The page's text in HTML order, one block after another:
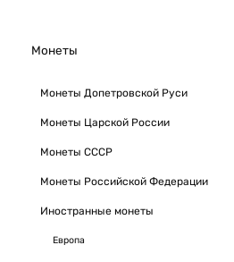
Монеты
Монеты Допетровской Руси
Монеты Царской России
Монеты СССР
Монеты Российской Федерации
Иностранные монеты
Европа